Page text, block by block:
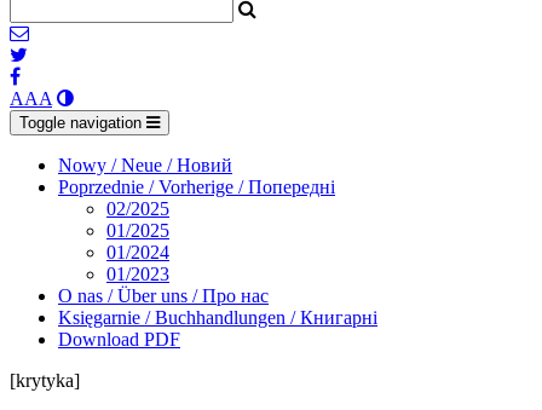
AAA
Toggle navigation
Nowy / Neue / Новий
Poprzednie / Vorherige / Попередні
02/2025
01/2025
01/2024
01/2023
O nas / Über uns / Про нас
Księgarnie / Buchhandlungen / Книгарні
Download PDF
[krytyka]